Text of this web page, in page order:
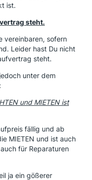
ist.
steht.
vereinbaren, sofern
Leider hast Du nicht
steht.
unter dem
und MIETEN ist
fällig und ab
MIETEN und ist auch
für Reparaturen
ja ein gößerer